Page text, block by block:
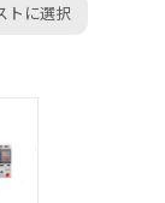
トに選択